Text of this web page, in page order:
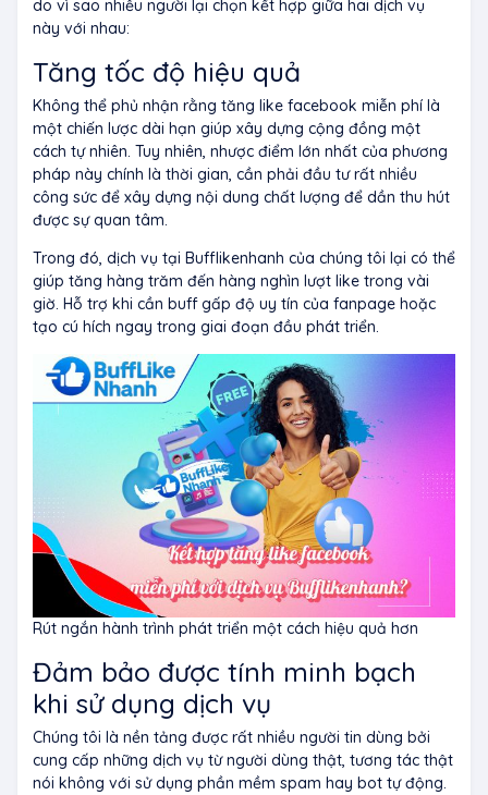
do vì sao nhiều người lại chọn kết hợp giữa hai dịch vụ
này với nhau:
Tăng tốc độ hiệu quả
Không thể phủ nhận rằng tăng like facebook miễn phí là
một chiến lược dài hạn giúp xây dựng cộng đồng một
cách tự nhiên. Tuy nhiên, nhược điểm lớn nhất của phương
pháp này chính là thời gian, cần phải đầu tư rất nhiều
công sức để xây dựng nội dung chất lượng để dần thu hút
được sự quan tâm.
Trong đó, dịch vụ tại Bufflikenhanh của chúng tôi lại có thể
giúp tăng hàng trăm đến hàng nghìn lượt like trong vài
giờ. Hỗ trợ khi cần buff gấp độ uy tín của fanpage hoặc
tạo cú hích ngay trong giai đoạn đầu phát triển.
Rút ngắn hành trình phát triển một cách hiệu quả hơn
Đảm bảo được tính minh bạch
khi sử dụng dịch vụ
Chúng tôi là nền tảng được rất nhiều người tin dùng bởi
cung cấp những dịch vụ từ người dùng thật, tương tác thật
nói không với sử dụng phần mềm spam hay bot tự động.